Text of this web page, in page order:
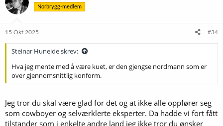
Norbrygg-medlem
15 Okt 2025 #34
Steinar Huneide skrev:
Hva jeg mente med å være kuet, er den gjengse nordmann som er
over gjennomsnittlig konform.
Jeg tror du skal være glad for det og at ikke alle oppfører seg
som cowboyer og selværklerte eksperter. Da hadde vi fort fått
tilstander som i enkelte andre land jeg ikke tror du ønsker